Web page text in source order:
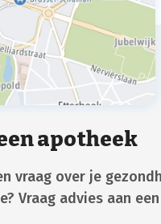
apotheek
vraag over je
Vraag advies aan